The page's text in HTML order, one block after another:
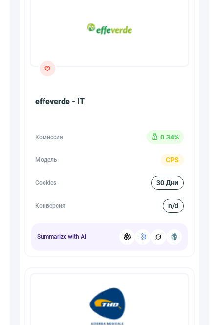
effeverde - IT
Комиссия 0.34%
Модель CPS
Cookies 30 Дни
Конверсия n/d
Summarize with AI